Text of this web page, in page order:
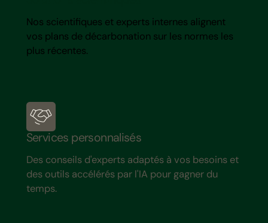
Nos scientifiques et experts internes alignent
vos plans de décarbonation sur les normes les
plus récentes.
Services personnalisés
Des conseils d'experts adaptés à vos besoins et
des outils accélérés par l'IA pour gagner du
temps.